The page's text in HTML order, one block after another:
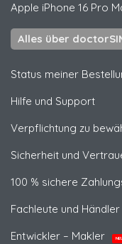
Apple iPhone 16 Pro
Alles über
Status meiner
Hilfe und Support
Verpflichtung zu
Sicherheit und
100 % sichere
Fachleute und Händler
Entwickler – Makler